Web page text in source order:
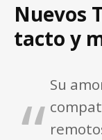
Nuevos
tacto y
Su